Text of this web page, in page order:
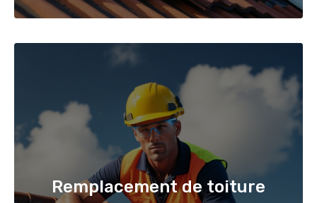
Remplacement de toiture